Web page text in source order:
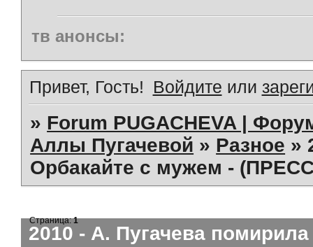
тв анонсы:
Привет, Гость! Войдите или
» Forum PUGACHEVA |
Аллы Пугачевой » Разное »
Орбакайте с мужем -
2010 - А. Пугачева
Страница:1